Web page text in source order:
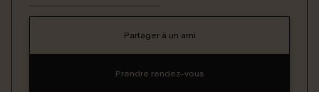
Partager à un ami
Prendre rendez-vous